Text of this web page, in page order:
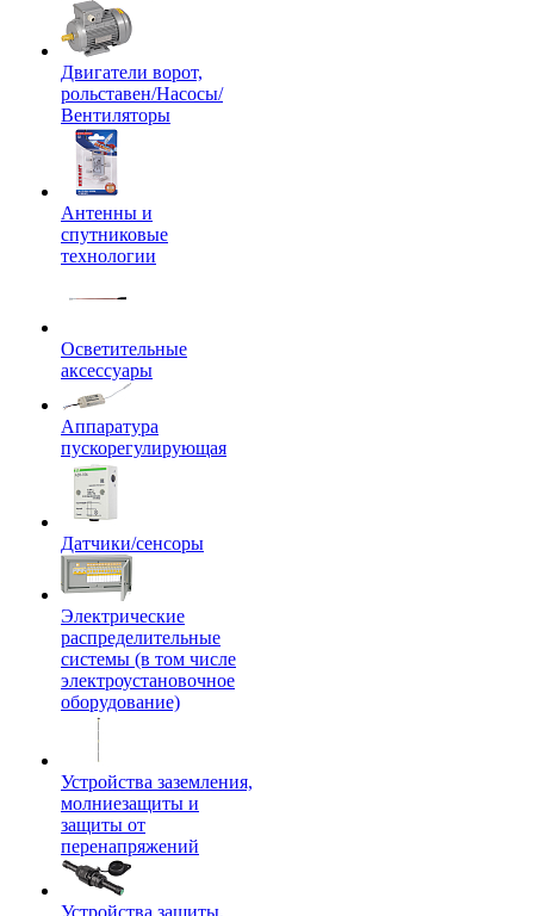
Двигатели ворот,
рольставен/Насосы/
Вентиляторы
Антенны и
спутниковые
технологии
Осветительные
аксессуары
Аппаратура
пускорегулирующая
Датчики/сенсоры
Электрические
распределительные
системы (в том числе
электроустановочное
оборудование)
Устройства заземления,
молниезащиты и
защиты от
перенапряжений
Устройства защиты,